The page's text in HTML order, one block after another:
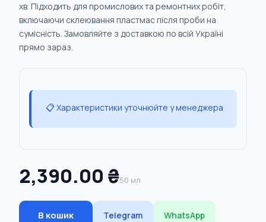
хв. Підходить для промислових та ремонтних робіт,
включаючи склеювання пластмас після проби на
сумісність. Замовляйте з доставкою по всій Україні
прямо зараз.
📋 Характеристики уточнюйте у менеджера
2,390.00 ₴50 мл
В кошик Telegram WhatsApp